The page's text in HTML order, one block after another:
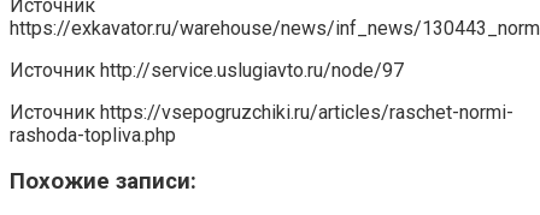
Источник
https://exkavator.ru/warehouse/news/inf_news/
Источник http://service.uslugiavto.ru/node/97
Источник https://vsepogruzchiki.ru/articles/raschet-normi-
rashoda-topliva.php
Похожие записи: